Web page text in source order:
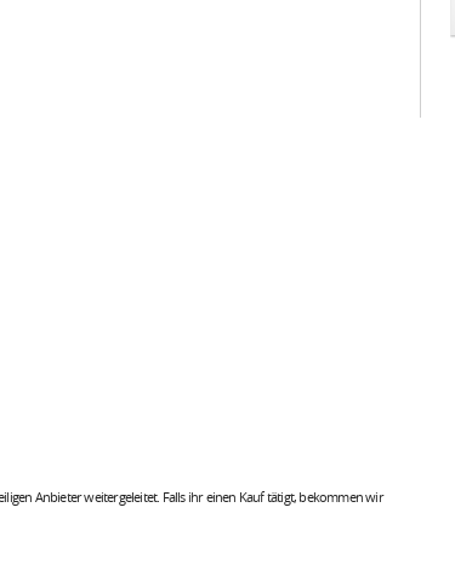
Anbieter weitergeleitet. Falls ihr einen Kauf tätigt, bekommen wir